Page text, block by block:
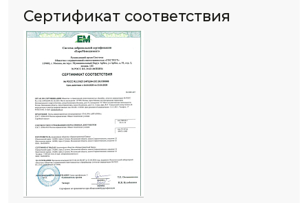
Сертификат соответствия